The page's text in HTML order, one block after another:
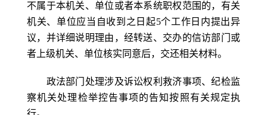
不属于本机关、单位或者本系统职权范围的，有关
机关、单位应当自收到之日起5个工作日内提出异
议，并详细说明理由，经转送、交办的信访部门或
者上级机关、单位核实同意后，交还相关材料。
政法部门处理涉及诉讼权利救济事项、纪检监
察机关处理检举控告事项的告知按照有关规定执